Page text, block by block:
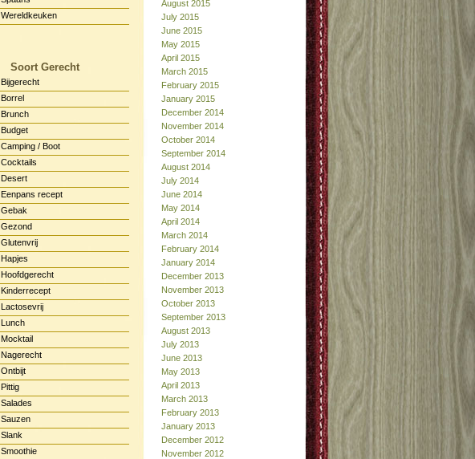
Wereldkeuken
Soort Gerecht
Bijgerecht
Borrel
Brunch
Budget
Camping / Boot
Cocktails
Desert
Eenpans recept
Gebak
Gezond
Glutenvrij
Hapjes
Hoofdgerecht
Kinderrecept
Lactosevrij
Lunch
Mocktail
Nagerecht
Ontbijt
Pittig
Salades
Sauzen
Slank
Smoothie
August 2015
July 2015
June 2015
May 2015
April 2015
March 2015
February 2015
January 2015
December 2014
November 2014
October 2014
September 2014
August 2014
July 2014
June 2014
May 2014
April 2014
March 2014
February 2014
January 2014
December 2013
November 2013
October 2013
September 2013
August 2013
July 2013
June 2013
May 2013
April 2013
March 2013
February 2013
January 2013
December 2012
November 2012